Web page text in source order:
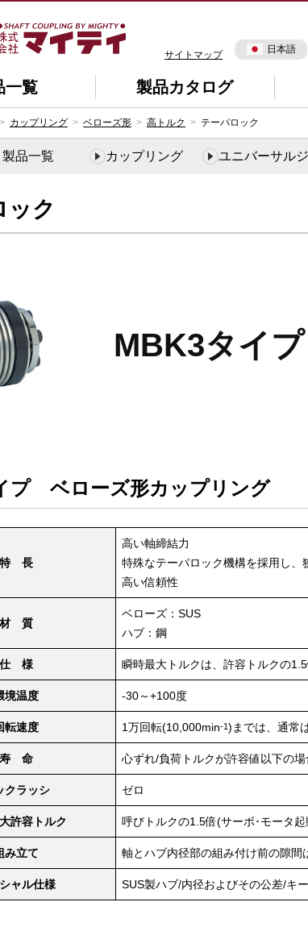
サイトマップ 日本語
一覧 製品カタログ
カップリング ベローズ形 高トルク テーパロック
製品一覧 カップリング ユニバーサル
ック
MBK3タイプ
プ ベローズ形カップリング
特 長
高い軸締結力
特殊なテーパロック機構を採用し
高い信頼性
材 質
ベローズ：SUS
ハブ：鋼
仕 様 瞬時最大トルクは、許容トルクの
境温度 -30～+100度
転速度 1万回転(10,000min-1)までは、通常
寿 命 心ずれ/負荷トルクが許容値以下の
クラッシ ゼロ
許容トルク 呼びトルクの1.5倍(サーボ･モータ起
み立て 軸とハブ内径部の組み付け前の隙間
ャル仕様 SUS製ハブ/内径およびその公差/キ